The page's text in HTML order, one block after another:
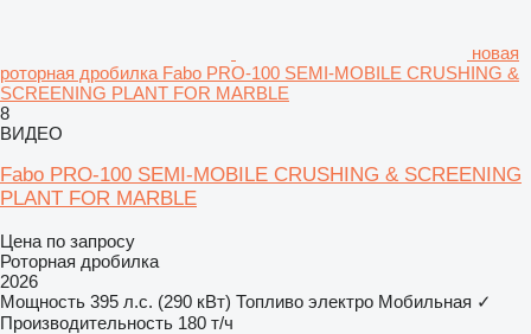
новая
роторная дробилка Fabo PRO-100 SEMI-MOBILE CRUSHING &
SCREENING PLANT FOR MARBLE
8
ВИДЕО
Fabo PRO-100 SEMI-MOBILE CRUSHING & SCREENING
PLANT FOR MARBLE
Цена по запросу
Роторная дробилка
2026
Мощность 395 л.с. (290 кВт) Топливо электро Мобильная ✓
Производительность 180 т/ч